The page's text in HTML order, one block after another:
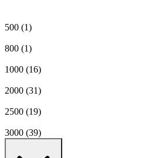
500 (1)
800 (1)
1000 (16)
2000 (31)
2500 (19)
3000 (39)